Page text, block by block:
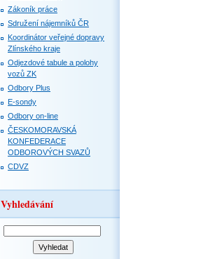
Zákoník práce
Sdružení nájemníků ČR
Koordinátor veřejné dopravy
Zlínského kraje
Odjezdové tabule a polohy
vozů ZK
Odbory Plus
E-sondy
Odbory on-line
ČESKOMORAVSKÁ
KONFEDERACE
ODBOROVÝCH SVAZŮ
CDVZ
Vyhledávání